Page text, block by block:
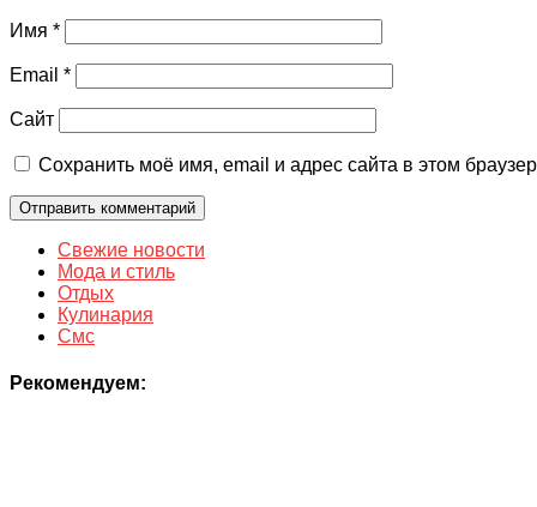
Имя *
Email *
Сайт
Сохранить моё имя, email и адрес сайта в этом
Свежие новости
Мода и стиль
Отдых
Кулинария
Смс
Рекомендуем: